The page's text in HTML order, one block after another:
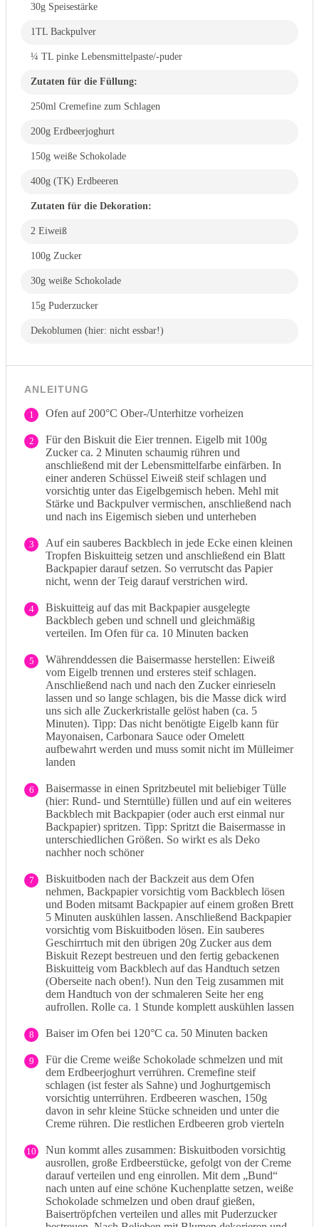
30g Speisestärke
1TL Backpulver
¼ TL pinke Lebensmittelpaste/-puder
Zutaten für die Füllung:
250ml Cremefine zum Schlagen
200g Erdbeerjoghurt
150g weiße Schokolade
400g (TK) Erdbeeren
Zutaten für die Dekoration:
2 Eiweiß
100g Zucker
30g weiße Schokolade
15g Puderzucker
Dekoblumen (hier: nicht essbar!)
ANLEITUNG
1 Ofen auf 200°C Ober-/Unterhitze vorheizen
2
Für den Biskuit die Eier trennen. Eigelb mit 100g
Zucker ca. 2 Minuten schaumig rühren und
anschließend mit der Lebensmittelfarbe einfärben. In
einer anderen Schüssel Eiweiß steif schlagen und
vorsichtig unter das Eigelbgemisch heben. Mehl mit
Stärke und Backpulver vermischen, anschließend nach
und nach ins Eigemisch sieben und unterheben
3
Auf ein sauberes Backblech in jede Ecke einen kleinen
Tropfen Biskuitteig setzen und anschließend ein Blatt
Backpapier darauf setzen. So verrutscht das Papier
nicht, wenn der Teig darauf verstrichen wird.
4
Biskuitteig auf das mit Backpapier ausgelegte
Backblech geben und schnell und gleichmäßig
verteilen. Im Ofen für ca. 10 Minuten backen
5
Währenddessen die Baisermasse herstellen: Eiweiß
vom Eigelb trennen und ersteres steif schlagen.
Anschließend nach und nach den Zucker einrieseln
lassen und so lange schlagen, bis die Masse dick wird
uns sich alle Zuckerkristalle gelöst haben (ca. 5
Minuten). Tipp: Das nicht benötigte Eigelb kann für
Mayonaisen, Carbonara Sauce oder Omelett
aufbewahrt werden und muss somit nicht im Mülleimer
landen
6
Baisermasse in einen Spritzbeutel mit beliebiger Tülle
(hier: Rund- und Sterntülle) füllen und auf ein weiteres
Backblech mit Backpapier (oder auch erst einmal nur
Backpapier) spritzen. Tipp: Spritzt die Baisermasse in
unterschiedlichen Größen. So wirkt es als Deko
nachher noch schöner
7
Biskuitboden nach der Backzeit aus dem Ofen
nehmen, Backpapier vorsichtig vom Backblech lösen
und Boden mitsamt Backpapier auf einem großen Brett
5 Minuten auskühlen lassen. Anschließend Backpapier
vorsichtig vom Biskuitboden lösen. Ein sauberes
Geschirrtuch mit den übrigen 20g Zucker aus dem
Biskuit Rezept bestreuen und den fertig gebackenen
Biskuitteig vom Backblech auf das Handtuch setzen
(Oberseite nach oben!). Nun den Teig zusammen mit
dem Handtuch von der schmaleren Seite her eng
aufrollen. Rolle ca. 1 Stunde komplett auskühlen lassen
8 Baiser im Ofen bei 120°C ca. 50 Minuten backen
9
Für die Creme weiße Schokolade schmelzen und mit
dem Erdbeerjoghurt verrühren. Cremefine steif
schlagen (ist fester als Sahne) und Joghurtgemisch
vorsichtig unterrühren. Erdbeeren waschen, 150g
davon in sehr kleine Stücke schneiden und unter die
Creme rühren. Die restlichen Erdbeeren grob vierteln
10
Nun kommt alles zusammen: Biskuitboden vorsichtig
ausrollen, große Erdbeerstücke, gefolgt von der Creme
darauf verteilen und eng einrollen. Mit dem „Bund“
nach unten auf eine schöne Kuchenplatte setzen, weiße
Schokolade schmelzen und oben drauf gießen,
Baisertröpfchen verteilen und alles mit Puderzucker